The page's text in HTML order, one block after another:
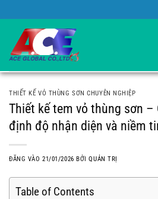
qua
dung
THIẾT KẾ VỎ THÙNG SƠN CHUYÊN NGHIỆP
Thiết kế tem vỏ thùng sơn –
định độ nhận diện và niềm
ĐĂNG VÀO21/01/2026 BỞIQUẢN TRỊ
Table of Contents